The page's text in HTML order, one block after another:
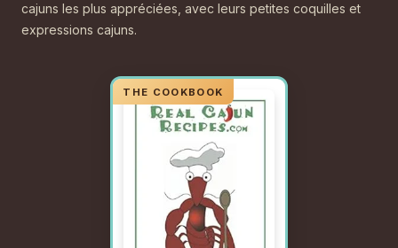
cajuns les plus appréciées, avec leurs petites coquilles et
expressions cajuns.